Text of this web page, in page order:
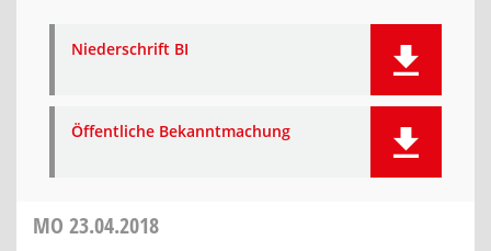
Niederschrift BI
Öffentliche Bekanntmachung
MO 23.04.2018